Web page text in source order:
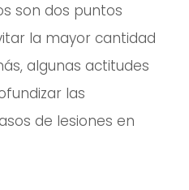
son dos puntos
la mayor cantidad
algunas actitudes
las
de lesiones en